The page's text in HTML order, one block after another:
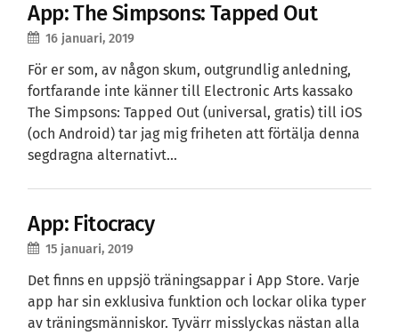
App: The Simpsons: Tapped Out
16 januari, 2019
För er som, av någon skum, outgrundlig anledning,
fortfarande inte känner till Electronic Arts kassako
The Simpsons: Tapped Out (universal, gratis) till iOS
(och Android) tar jag mig friheten att förtälja denna
segdragna alternativt…
App: Fitocracy
15 januari, 2019
Det finns en uppsjö träningsappar i App Store. Varje
app har sin exklusiva funktion och lockar olika typer
av träningsmänniskor. Tyvärr misslyckas nästan alla